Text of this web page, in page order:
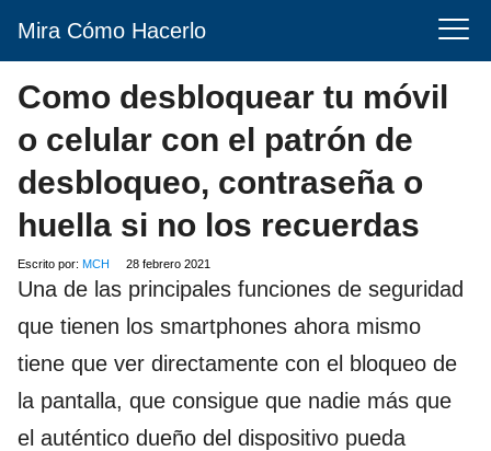
Mira Cómo Hacerlo
Como desbloquear tu móvil
o celular con el patrón de
desbloqueo, contraseña o
huella si no los recuerdas
Escrito por: MCH 28 febrero 2021
Una de las principales funciones de seguridad
que tienen los smartphones ahora mismo
tiene que ver directamente con el bloqueo de
la pantalla, que consigue que nadie más que
el auténtico dueño del dispositivo pueda